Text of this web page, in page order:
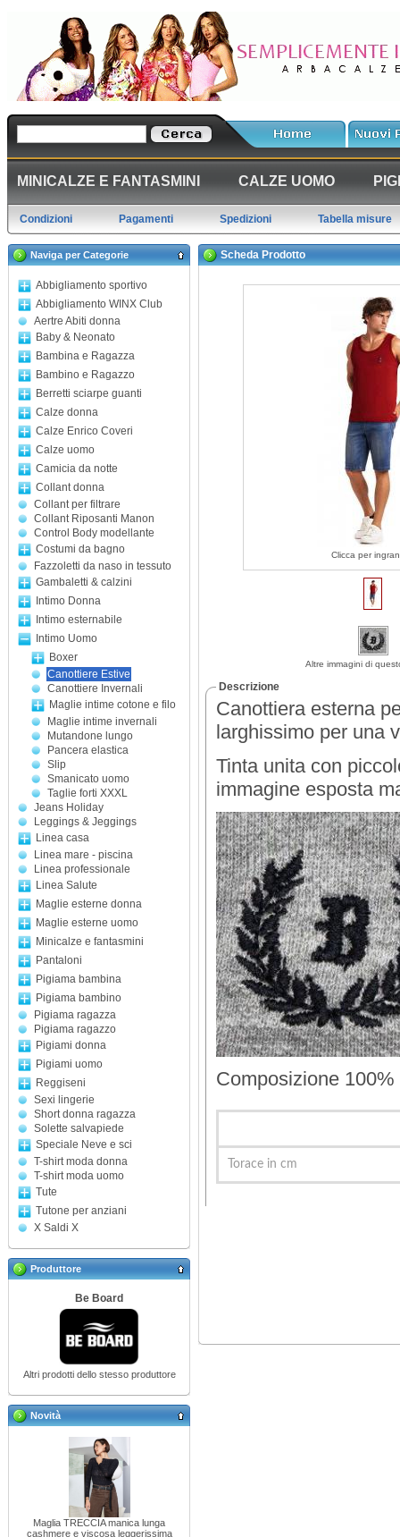
MINICALZE E FANTASMINI CALZE UOMO
Condizioni Pagamenti Spedizioni Tabella misure
Naviga per Categorie
Abbigliamento sportivo
Abbigliamento WINX Club
Aertre Abiti donna
Baby & Neonato
Bambina e Ragazza
Bambino e Ragazzo
Berretti sciarpe guanti
Calze donna
Calze Enrico Coveri
Calze uomo
Camicia da notte
Collant donna
Collant per filtrare
Collant Riposanti Manon
Control Body modellante
Costumi da bagno
Fazzoletti da naso in tessuto
Gambaletti & calzini
Intimo Donna
Intimo esternabile
Intimo Uomo
Boxer
Canottiere Estive
Canottiere Invernali
Maglie intime cotone e filo
Maglie intime invernali
Mutandone lungo
Pancera elastica
Slip
Smanicato uomo
Taglie forti XXXL
Jeans Holiday
Leggings & Jeggings
Linea casa
Linea mare - piscina
Linea professionale
Linea Salute
Maglie esterne donna
Maglie esterne uomo
Minicalze e fantasmini
Pantaloni
Pigiama bambina
Pigiama bambino
Pigiama ragazza
Pigiama ragazzo
Pigiami donna
Pigiami uomo
Reggiseni
Sexi lingerie
Short donna ragazza
Solette salvapiede
Speciale Neve e sci
T-shirt moda donna
T-shirt moda uomo
Tute
Tutone per anziani
X Saldi X
Produttore
Be Board
Altri prodotti dello stesso produttore
Novità
Maglia TRECCIA manica lunga
cashmere e viscosa leggerissima
Scheda Prodotto
Clicca per
Altre immagini di
Descrizione
Canottiera esterna
larghissimo per una
Tinta unita con
immagine esposta
Composizione
Torace in cm